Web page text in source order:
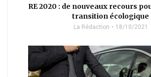
RE 2020 : de nouveaux recours
transition écologique
La Rédaction 18/10/2021